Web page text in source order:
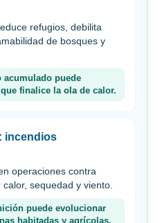
refugios, debilita
de bosques y
acumulado puede
finalice la ola de calor.
incendios
operaciones contra
sequedad y viento.
puede evolucionar